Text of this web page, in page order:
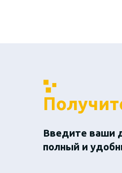
Введите ваши
полный и